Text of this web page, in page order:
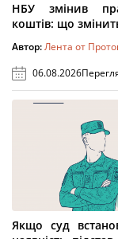
НБУ змінив
коштів: що
Автор:Лента от
06.08.2026
Якщо суд